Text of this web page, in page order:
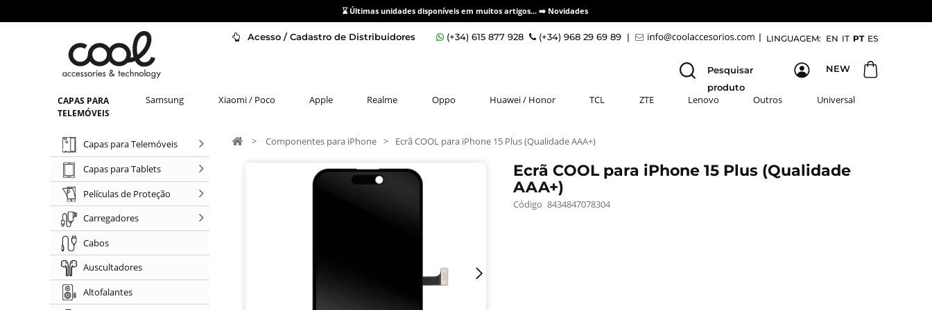
⌛ Últimas unidades disponíveis em muitos artigos... ➡️ Novidades
Acesso / Cadastro de Distribuidores LINGUAGEM: EN IT PT ES
(+34) 615 877 928 (+34) 968 29 69 89 | |
NEW
Pesquisar
produto
CAPAS PARA
TELEMÓVEIS
Samsung Xiaomi / Poco Apple Realme Oppo Huawei / Honor TCL ZTE Lenovo Outros Universal
Capas para Telemóveis
Capas para Tablets
Películas de Proteção
Carregadores
Cabos
Auscultadores
Altofalantes
> Componentes para iPhone > Ecrã COOL para iPhone 15 Plus (Qualidade AAA+)
Ecrã COOL para iPhone 15 Plus (Qualidade
AAA+)
Código 8434847078304